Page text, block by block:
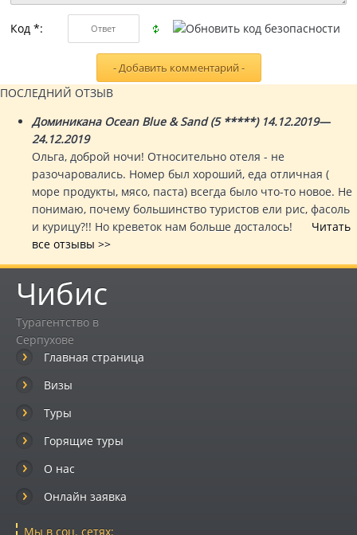
Код *:
ПОСЛЕДНИЙ ОТЗЫВ
Доминикана Ocean Blue & Sand (5 *****) 14.12.2019—
24.12.2019
Ольга, доброй ночи! Относительно отеля - не
разочаровались. Номер был хороший, еда отличная (
море продукты, мясо, паста) всегда было что-то новое. Не
понимаю, почему большинство туристов ели рис, фасоль
и курицу?!! Но креветок нам больше досталось! Читать
все отзывы >>
Чибис
Турагентство в
Серпухове
Главная страница
Визы
Туры
Горящие туры
О нас
Онлайн заявка
Мы в соц. сетях: